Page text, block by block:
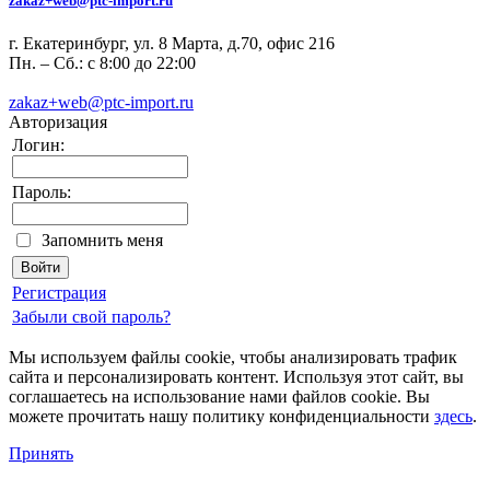
г. Екатеринбург, ул. 8 Марта, д.70, офис 216
Пн. – Сб.: с 8:00 до 22:00
zakaz+web@ptc-import.ru
Авторизация
Логин:
Пароль:
Запомнить меня
Регистрация
Забыли свой пароль?
Мы используем файлы cookie, чтобы анализировать трафик
сайта и персонализировать контент. Используя этот сайт, вы
соглашаетесь на использование нами файлов cookie. Вы
можете прочитать нашу политику конфиденциальности здесь.
Принять